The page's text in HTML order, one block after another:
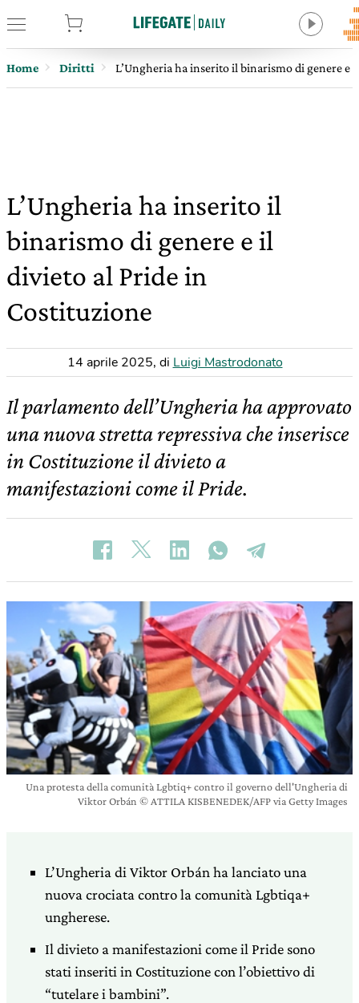
Home Diritti L’Ungheria ha inserito il binarismo di genere e
L’Ungheria ha inserito il
binarismo di genere e il
divieto al Pride in
Costituzione
14 aprile 2025, di Luigi Mastrodonato
Il parlamento dell’Ungheria ha approvato
una nuova stretta repressiva che inserisce
in Costituzione il divieto a
manifestazioni come il Pride.
Una protesta della comunità Lgbtiq+ contro il governo dell'Ungheria di
Viktor Orbán © ATTILA KISBENEDEK/AFP via Getty Images
L’Ungheria di Viktor Orbán ha lanciato una
nuova crociata contro la comunità Lgbtiqa+
ungherese.
Il divieto a manifestazioni come il Pride sono
stati inseriti in Costituzione con l’obiettivo di
“tutelare i bambini”.